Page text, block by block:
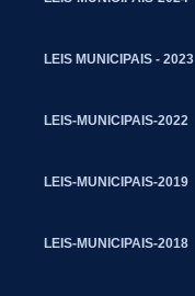
LEIS MUNICIPAIS - 2023
LEIS-MUNICIPAIS-2022
LEIS-MUNICIPAIS-2019
LEIS-MUNICIPAIS-2018